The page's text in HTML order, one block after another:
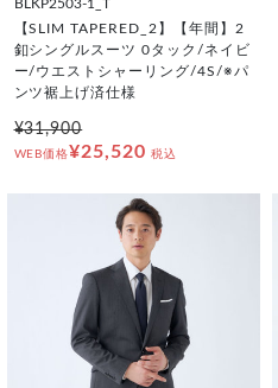
BLKP2503-1_T
【SLIM TAPERED_2】【年間】2
釦シングルスーツ 0タック/ネイビ
ー/ウエストシャーリング/4S/※パ
ンツ裾上げ済仕様
¥31,900
WEB価格¥25,520 税込